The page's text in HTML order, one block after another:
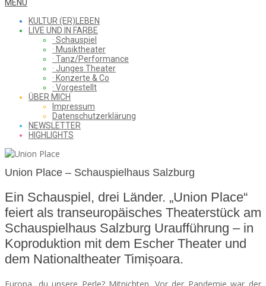
WHAT
SAW
FROM
THE
CHEAP
Menu
MENU
KULTUR (ER)LEBEN
LIVE UND IN FARBE
· Schauspiel
· Musiktheater
· Tanz/Performance
· Junges Theater
· Konzerte & Co
· Vorgestellt
ÜBER MICH
Impressum
Datenschutzerklärung
NEWSLETTER
HIGHLIGHTS
Union Place – Schauspielhaus Salzburg
Ein Schauspiel, drei Länder. „Union Place“
feiert als transeuropäisches Theaterstück am
Schauspielhaus Salzburg Uraufführung – in
Koproduktion mit dem Escher Theater und
dem Nationaltheater Timișoara.
Europa, du unsere Perle? Mitnichten. Vor der Pandemie war der